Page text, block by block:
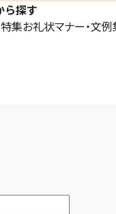
ら探す
集お礼状マナー・文